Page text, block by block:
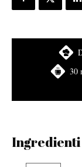
30
Ingredienti